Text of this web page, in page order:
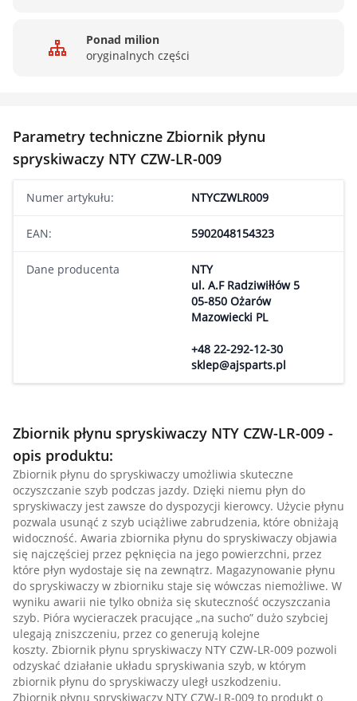
Ponad milion
oryginalnych części
Parametry techniczne Zbiornik płynu
spryskiwaczy NTY CZW-LR-009
Numer artykułu: NTYCZWLR009
EAN: 5902048154323
Dane producenta
NTY
ul. A.F Radziwiłłów 5
05-850 Ożarów
Mazowiecki PL
+48 22-292-12-30
sklep@ajsparts.pl
Zbiornik płynu spryskiwaczy NTY CZW-LR-009 -
opis produktu:
Zbiornik płynu do spryskiwaczy umożliwia skuteczne
oczyszczanie szyb podczas jazdy. Dzięki niemu płyn do
spryskiwaczy jest zawsze do dyspozycji kierowcy. Użycie płynu
pozwala usunąć z szyb uciążliwe zabrudzenia, które obniżają
widoczność. Awaria zbiornika płynu do spryskiwaczy objawia
się najczęściej przez pęknięcia na jego powierzchni, przez
które płyn wydostaje się na zewnątrz. Magazynowanie płynu
do spryskiwaczy w zbiorniku staje się wówczas niemożliwe. W
wyniku awarii nie tylko obniża się skuteczność oczyszczania
szyb. Pióra wycieraczek pracujące „na sucho” dużo szybciej
ulegają zniszczeniu, przez co generują kolejne
koszty. Zbiornik płynu spryskiwaczy NTY CZW-LR-009 pozwoli
odzyskać działanie układu spryskiwania szyb, w którym
zbiornik płynu do spryskiwaczy uległ uszkodzeniu.
Zbiornik płynu spryskiwaczy NTY CZW-LR-009 to produkt o